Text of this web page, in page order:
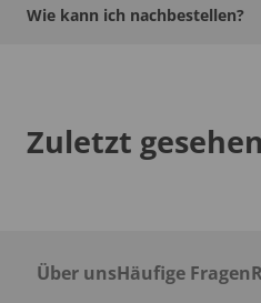
Wie kann ich nachbestellen?
Zuletzt gesehen
Über unsHäufige Fragen